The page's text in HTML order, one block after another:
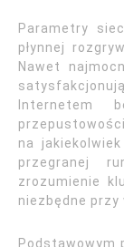
Parametry
płynnej
Nawet
Internetem
na
przegranej
zrozumienie
niezbędne przy
Podstawowym